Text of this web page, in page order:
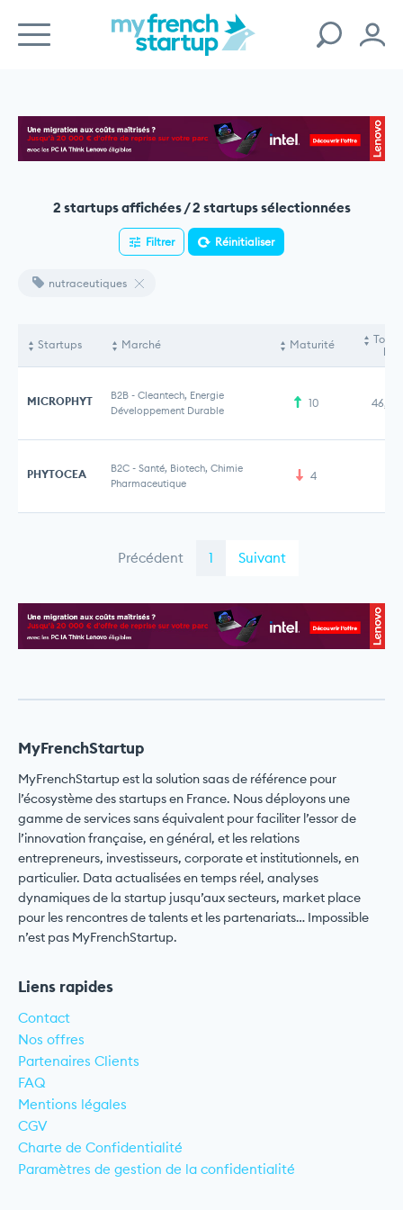
2 startups affichées / 2 startups sélectionnées
Filtrer Réinitialiser
nutraceutiques
Startups Marché Maturité
Total
MICROPHYT B2B - Cleantech, Energie
Développement Durable
10
PHYTOCEA B2C - Santé, Biotech, Chimie
Pharmaceutique
4
Précédent 1 Suivant
MyFrenchStartup
MyFrenchStartup est la solution saas de référence pour
l’écosystème des startups en France. Nous déployons une
gamme de services sans équivalent pour faciliter l’essor de
l’innovation française, en général, et les relations
entrepreneurs, investisseurs, corporate et institutionnels, en
particulier. Data actualisées en temps réel, analyses
dynamiques de la startup jusqu’aux secteurs, market place
pour les rencontres de talents et les partenariats… Impossible
n’est pas MyFrenchStartup.
Liens rapides
Contact
Nos offres
Partenaires Clients
FAQ
Mentions légales
CGV
Charte de Confidentialité
Paramètres de gestion de la confidentialité